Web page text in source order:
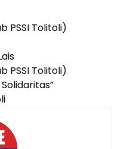
PSSI Tolitoli)
PSSI Tolitoli)